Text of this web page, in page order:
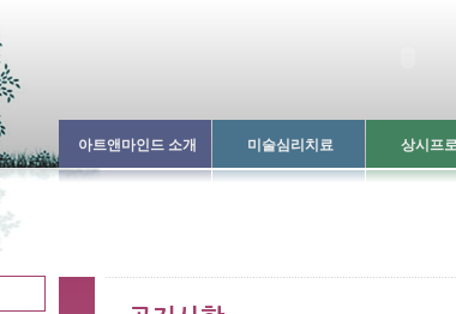
아트앤마인드 소개 미술심리치료 상시프